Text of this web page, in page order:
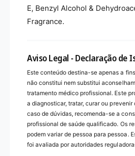
E, Benzyl Alcohol &
Fragrance.
Aviso Legal - Declaração de
Este conteúdo destina-se apenas a
não constitui nem substitui
tratamento médico profissional. Este
a diagnosticar, tratar, curar ou prevenir
caso de dúvidas, recomenda-se a
profissional de saúde qualificado. Os
podem variar de pessoa para pessoa.
foi avaliada por autoridades